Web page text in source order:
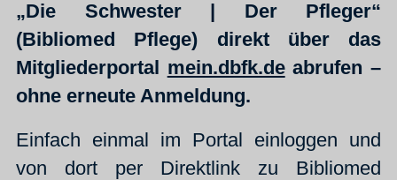
„Die Schwester | Der Pfleger“
(Bibliomed Pflege) direkt über das
Mitgliederportal mein.dbfk.deabrufen –
ohne erneute Anmeldung.
Einfach einmal im Portal einloggen und
von dort per Direktlink zu Bibliomed